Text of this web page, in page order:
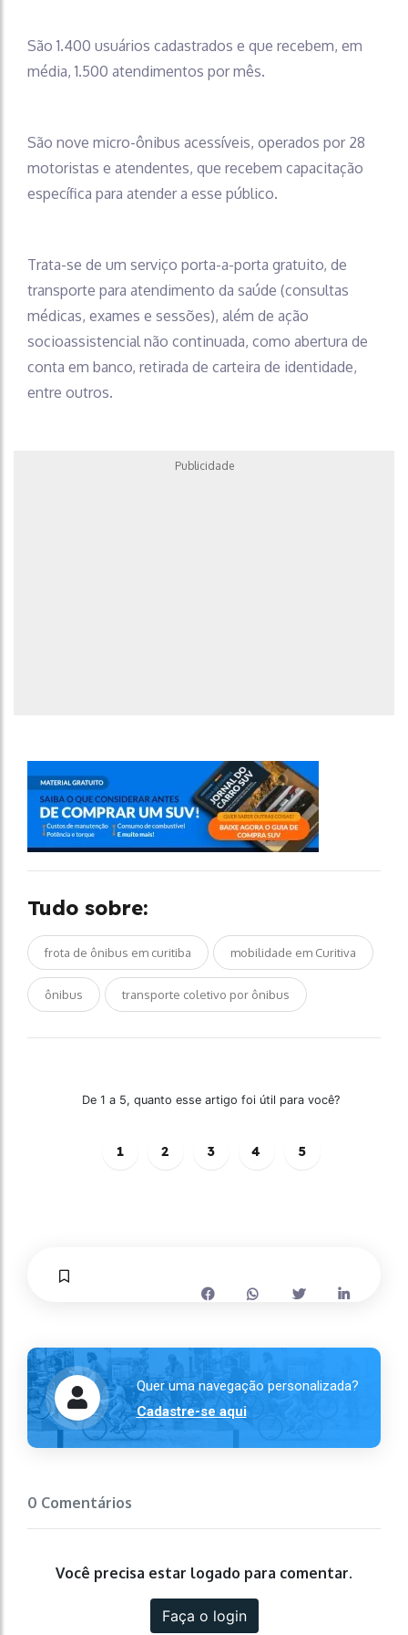
São 1.400 usuários cadastrados e que recebem, em
média, 1.500 atendimentos por mês.
São nove micro-ônibus acessíveis, operados por 28
motoristas e atendentes, que recebem capacitação
específica para atender a esse público.
Trata-se de um serviço porta-a-porta gratuito, de
transporte para atendimento da saúde (consultas
médicas, exames e sessões), além de ação
socioassistencial não continuada, como abertura de
conta em banco, retirada de carteira de identidade,
entre outros.
Publicidade
Tudo sobre:
frota de ônibus em curitiba mobilidade em Curitiva
ônibus transporte coletivo por ônibus
De 1 a 5, quanto esse artigo foi útil para você?
1 2 3 4 5
Quer uma navegação personalizada?
Cadastre-se aqui
0 Comentários
Você precisa estar logado para comentar.
Faça o login